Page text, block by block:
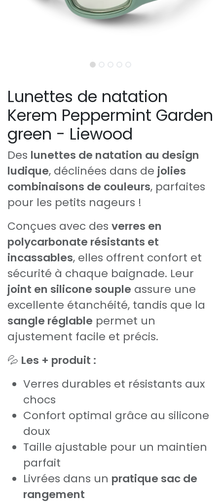
Lunettes de natation
Kerem Peppermint Garden
green - Liewood
Des lunettes de natation au design
ludique, déclinées dans de jolies
combinaisons de couleurs, parfaites
pour les petits nageurs !
Conçues avec des verres en
polycarbonate résistants et
incassables, elles offrent confort et
sécurité à chaque baignade. Leur
joint en silicone souple assure une
excellente étanchéité, tandis que la
sangle réglable permet un
ajustement facile et précis.
💦 Les + produit :
Verres durables et résistants aux
chocs
Confort optimal grâce au silicone
doux
Taille ajustable pour un maintien
parfait
Livrées dans un pratique sac de
rangement